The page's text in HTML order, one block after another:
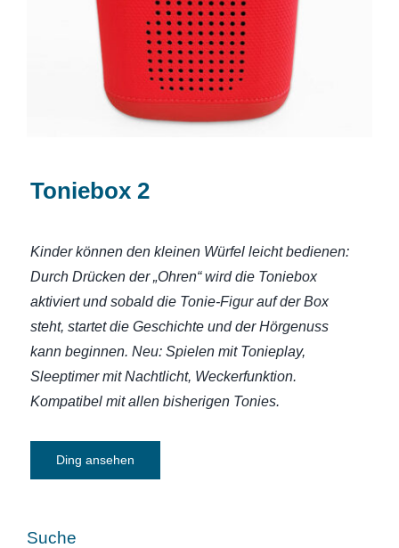
Toniebox 2
Kinder können den kleinen Würfel leicht bedienen:
Durch Drücken der „Ohren“ wird die Toniebox
aktiviert und sobald die Tonie-Figur auf der Box
steht, startet die Geschichte und der Hörgenuss
kann beginnen. Neu: Spielen mit Tonieplay,
Sleeptimer mit Nachtlicht, Weckerfunktion.
Kompatibel mit allen bisherigen Tonies.
Ding ansehen
Suche